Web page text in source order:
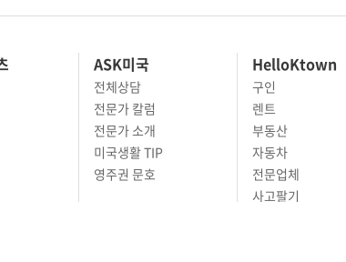
ASK미국
전체상담
전문가 칼럼
전문가 소개
HelloKtown
구인
렌트
부동산
자동차